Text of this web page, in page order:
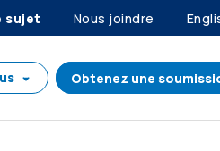
sujet Nous joindre
Obtenez une